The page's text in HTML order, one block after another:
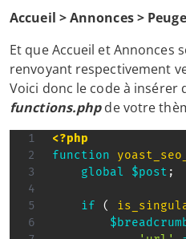
Accueil > Annonces >
Et que Accueil et Annonces
renvoyant respectivement
Voici donc le code à insérer
functions.phpde votre
<?php
function
global
$post ;
if (